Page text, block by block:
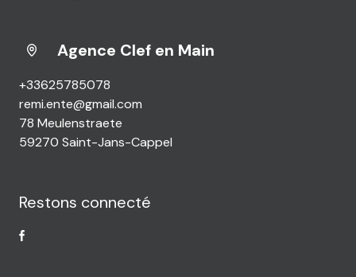
Agence Clef en Main
+33625785078
remi.ente@gmail.com
78 Meulenstraete
59270 Saint-Jans-Cappel
Restons connecté